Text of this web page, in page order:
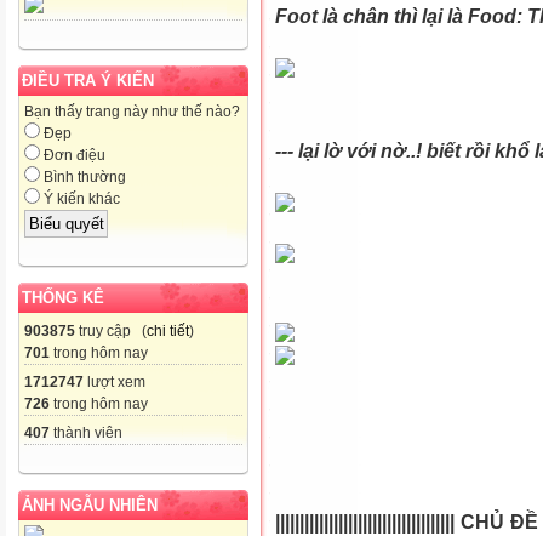
ĐIỀU TRA Ý KIẾN
Bạn thấy trang này như thế nào?
Đẹp
Đơn điệu
Bình thường
Ý kiến khác
THỐNG KÊ
903875 truy cập (chi tiết)
701 trong hôm nay
1712747 lượt xem
726 trong hôm nay
407 thành viên
ẢNH NGẪU NHIÊN
Foot là chân thì lại là Food:
--- lại lờ với nờ..! biết rồi khổ
|||||||||||||||||||||||||||||||||||||CHỦ ĐỀ